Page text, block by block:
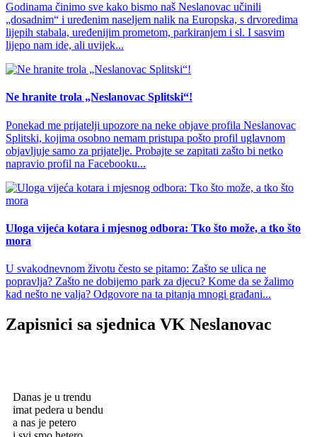
Godinama činimo sve kako bismo naš Neslanovac učinili
„dosadnim“ i uređenim naseljem nalik na Europska, s drvoredima
lijepih stabala, uređenijim prometom, parkiranjem i sl. I sasvim
lijepo nam ide, ali uvijek...
Ne hranite trola „Neslanovac Splitski“!
Ponekad me prijatelji upozore na neke objave profila Neslanovac
Splitski, kojima osobno nemam pristupa pošto profil uglavnom
objavljuje samo za prijatelje. Probajte se zapitati zašto bi netko
napravio profil na Facebooku...
Uloga vijeća kotara i mjesnog odbora: Tko što može, a tko što
mora
U svakodnevnom životu često se pitamo: Zašto se ulica ne
popravlja? Zašto ne dobijemo park za djecu? Kome da se žalimo
kad nešto ne valja? Odgovore na ta pitanja mnogi građani...
Zapisnici sa sjednica VK Neslanovac
Danas je u trendu
imat pedera u bendu
a nas je petero